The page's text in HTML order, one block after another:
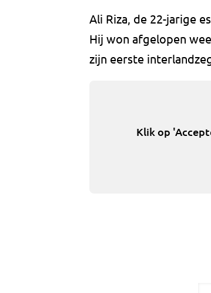
Ali Riza, de 22-jarige
Hij won afgelopen
zijn eerste
Klik op